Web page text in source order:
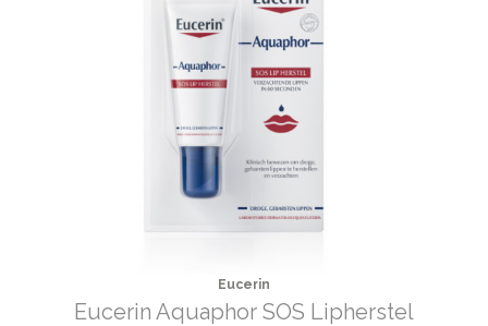
Eucerin
Eucerin Aquaphor SOS Lipherstel